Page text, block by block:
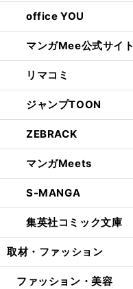
office YOU
マンガMee公式サイト
リマコミ
ジャンプTOON
ZEBRACK
マンガMeets
S-MANGA
集英社コミック文庫
取材・ファッション
ファッション・美容